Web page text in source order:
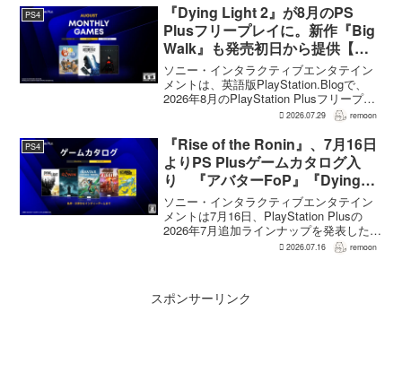
ると、シリーズディレクターの浜口直樹
氏がAU...
PS4
『Dying Light 2』が8月のPS
Plusフリープレイに。新作『Big
Walk』も発売初日から提供【海
外発表】
ソニー・インタラクティブエンタテイン
メントは、英語版PlayStation.Blogで、
2026年8月のPlayStation Plusフリープレ
イとして『Dying Light 2 Stay Human:
2026.07.29 remoon
PS4
『Rise of the Ronin』、7月16日
よりPS Plusゲームカタログ入
り 『アバターFoP』『Dying
Light』なども順次配信
ソニー・インタラクティブエンタテイン
メントは7月16日、PlayStation Plusの
2026年7月追加ラインナップを発表した。
幕末の日本を舞台とするTeam NINJAのオ
2026.07.16 remoon
スポンサーリンク